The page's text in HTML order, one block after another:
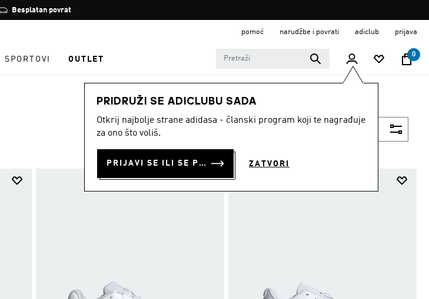
Zaustavi
rotaciju
Besplatan povrat
pomoć narudžbe i povrati adiclub prijava
SPORTOVI OUTLET
0
PRIDRUŽI SE ADICLUBU SADA
Otkrij najbolje strane adidasa - članski program koji te nagrađuje
za ono što voliš.
PRIJAVI SE ILI SE PRIDRUŽI SADA ZATVORI